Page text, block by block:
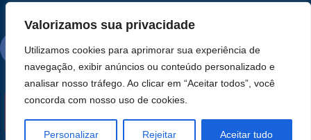
Valorizamos sua privacidade
Utilizamos cookies para aprimorar sua experiência de
navegação, exibir anúncios ou conteúdo personalizado e
analisar nosso tráfego. Ao clicar em “Aceitar todos”, você
concorda com nosso uso de cookies.
Personalizar Rejeitar Aceitar tudo